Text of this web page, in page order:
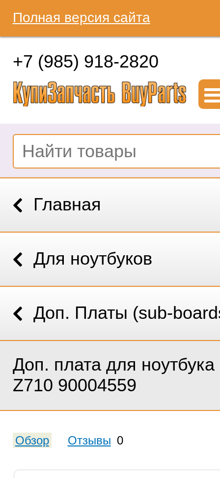
Полная версия сайта
+7 (985) 918-2820
Главная
Для ноутбуков
Доп. Платы (sub-
Доп. плата для
Z710 90004559
Обзор Отзывы 0